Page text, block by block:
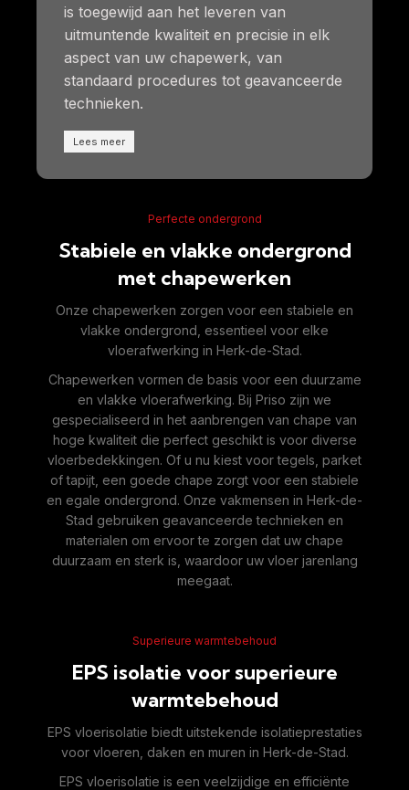
is toegewijd aan het leveren van
uitmuntende kwaliteit en precisie in elk
aspect van uw chapewerk, van
standaard procedures tot geavanceerde
technieken.
Lees meer
Perfecte ondergrond
Stabiele en vlakke ondergrond
met chapewerken
Onze chapewerken zorgen voor een stabiele en
vlakke ondergrond, essentieel voor elke
vloerafwerking in Herk-de-Stad.
Chapewerken vormen de basis voor een duurzame
en vlakke vloerafwerking. Bij Priso zijn we
gespecialiseerd in het aanbrengen van chape van
hoge kwaliteit die perfect geschikt is voor diverse
vloerbedekkingen. Of u nu kiest voor tegels, parket
of tapijt, een goede chape zorgt voor een stabiele
en egale ondergrond. Onze vakmensen in Herk-de-
Stad gebruiken geavanceerde technieken en
materialen om ervoor te zorgen dat uw chape
duurzaam en sterk is, waardoor uw vloer jarenlang
meegaat.
Superieure warmtebehoud
EPS isolatie voor superieure
warmtebehoud
EPS vloerisolatie biedt uitstekende isolatieprestaties
voor vloeren, daken en muren in Herk-de-Stad.
EPS vloerisolatie is een veelzijdige en efficiënte